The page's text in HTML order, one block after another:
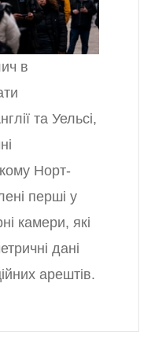
в
та Уельсі,
Норт-
перші у
камери, які
дані
арештів.